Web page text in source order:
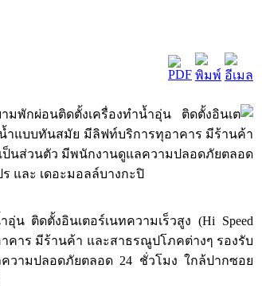
พักผ่อนติดตั้งเครื่องทำน้ำอุ่น ติดตั้งอินเต
น้ำแบบทันสมัย มีลิฟท์บริการทุอาคาร มีร้านค้า
ป็นส่วนตัว มีพนักงานดูแลความปลอดภัยตลอด
และ เดอะมอลล์บางกะปิ
ติดตั้งอินเตอร์เนทความเร็วสูง (Hi Speed
าร มีร้านค้า และสาธรณูปโภคต่างๆ รองรับ
วามปลอดภัยตลอด 24 ชั่วโมง ใกล้ปากซอย